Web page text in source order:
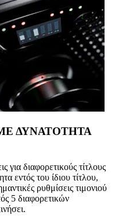
ΔΥΝΑΤΟΤΗΤΑ
για διαφορετικούς τίτλους
εντός του ίδιου τίτλου,
ρυθμίσεις τιμονιού
5 διαφορετικών